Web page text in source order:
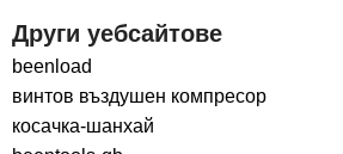
Други уебсайтове
beenload
винтов въздушен компресор
косачка-шанхай